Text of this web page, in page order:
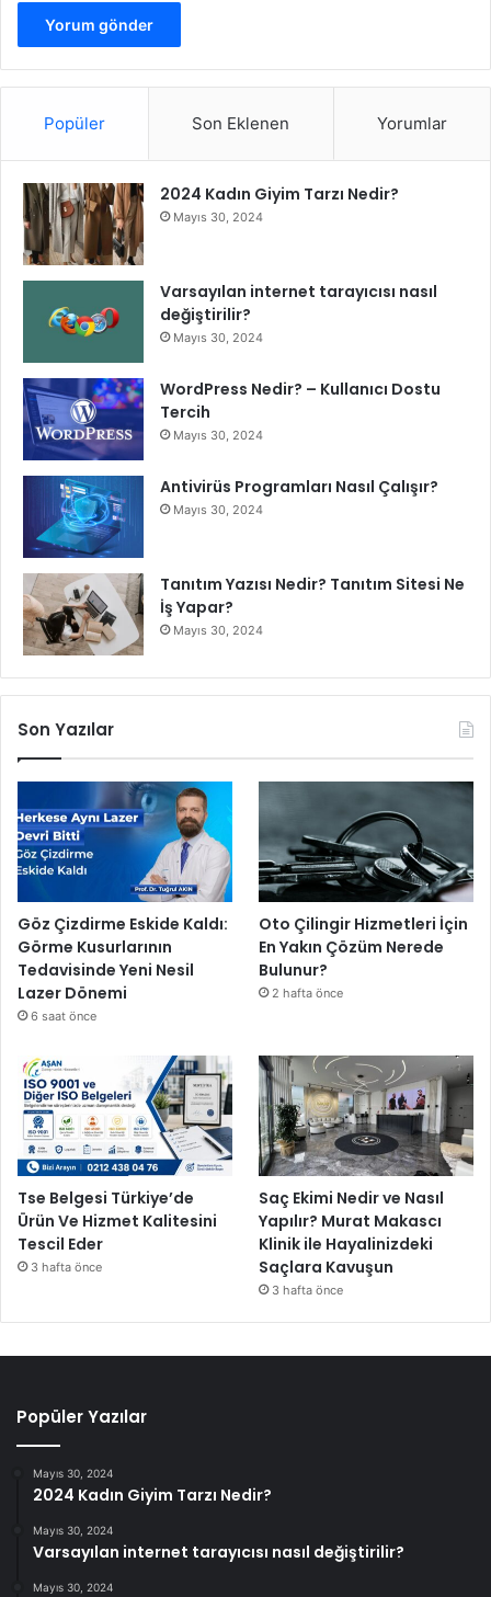
Popüler Son Eklenen Yorumlar
2024 Kadın Giyim Tarzı Nedir?
Mayıs 30, 2024
Varsayılan internet tarayıcısı nasıl
değiştirilir?
Mayıs 30, 2024
WordPress Nedir? – Kullanıcı Dostu
Tercih
Mayıs 30, 2024
Antivirüs Programları Nasıl Çalışır?
Mayıs 30, 2024
Tanıtım Yazısı Nedir? Tanıtım Sitesi Ne
İş Yapar?
Mayıs 30, 2024
Son Yazılar
Göz Çizdirme Eskide Kaldı:
Görme Kusurlarının
Tedavisinde Yeni Nesil
Lazer Dönemi
6 saat önce
Oto Çilingir Hizmetleri İçin
En Yakın Çözüm Nerede
Bulunur?
2 hafta önce
Tse Belgesi Türkiye’de
Ürün Ve Hizmet Kalitesini
Tescil Eder
3 hafta önce
Saç Ekimi Nedir ve Nasıl
Yapılır? Murat Makascı
Klinik ile Hayalinizdeki
Saçlara Kavuşun
3 hafta önce
Popüler Yazılar
Mayıs 30, 2024
2024 Kadın Giyim Tarzı Nedir?
Mayıs 30, 2024
Varsayılan internet tarayıcısı nasıl değiştirilir?
Mayıs 30, 2024